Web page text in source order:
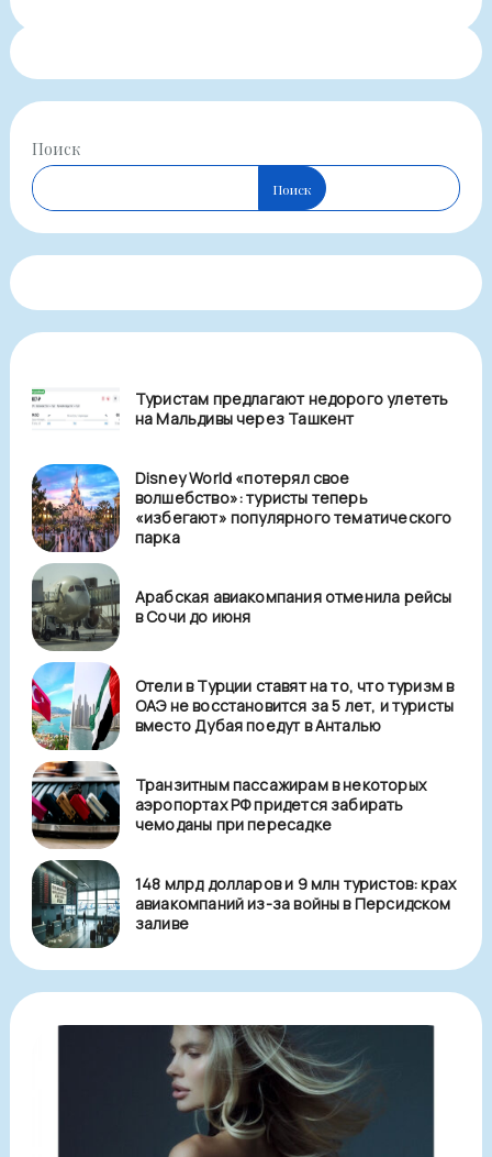
Поиск
Поиск
Туристам предлагают недорого улететь
на Мальдивы через Ташкент
Disney World «потерял свое
волшебство»: туристы теперь
«избегают» популярного тематического
парка
Арабская авиакомпания отменила рейсы
в Сочи до июня
Отели в Турции ставят на то, что туризм в
ОАЭ не восстановится за 5 лет, и туристы
вместо Дубая поедут в Анталью
Транзитным пассажирам в некоторых
аэропортах РФ придется забирать
чемоданы при пересадке
148 млрд долларов и 9 млн туристов: крах
авиакомпаний из-за войны в Персидском
заливе